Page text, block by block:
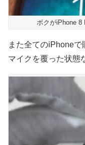
ボクがiPhone 8
また全てのiPhone
マイクを覆った状態